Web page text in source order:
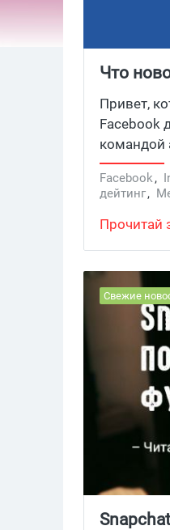
Что
Привет,
Facebook
командой
быстро
Facebook,
дейтинг,
Прочитай
Свежие